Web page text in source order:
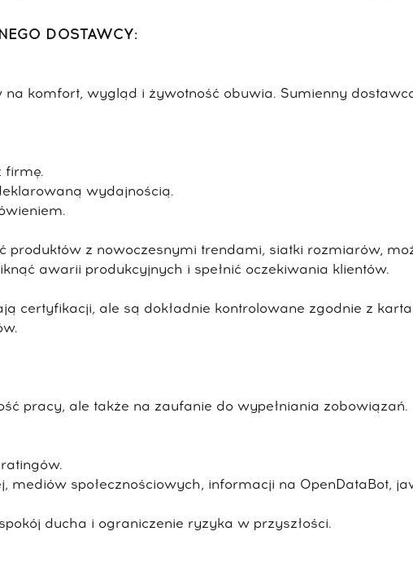
DOSTAWCY:
na komfort, wygląd i żywotność obuwia. Sumienny
firmę.
wydajnością.
produktów z nowoczesnymi trendami, siatki rozmiarów,
awarii produkcyjnych i spełnić oczekiwania klientów.
certyfikacji, ale są dokładnie kontrolowane zgodnie z
pracy, ale także na zaufanie do wypełniania zobowiązań.
mediów społecznościowych, informacji na OpenDataBot,
ducha i ograniczenie ryzyka w przyszłości.